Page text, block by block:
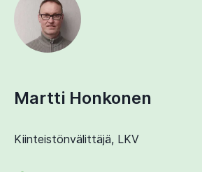
Martti Honkonen
Kiinteistönvälittäjä, LKV